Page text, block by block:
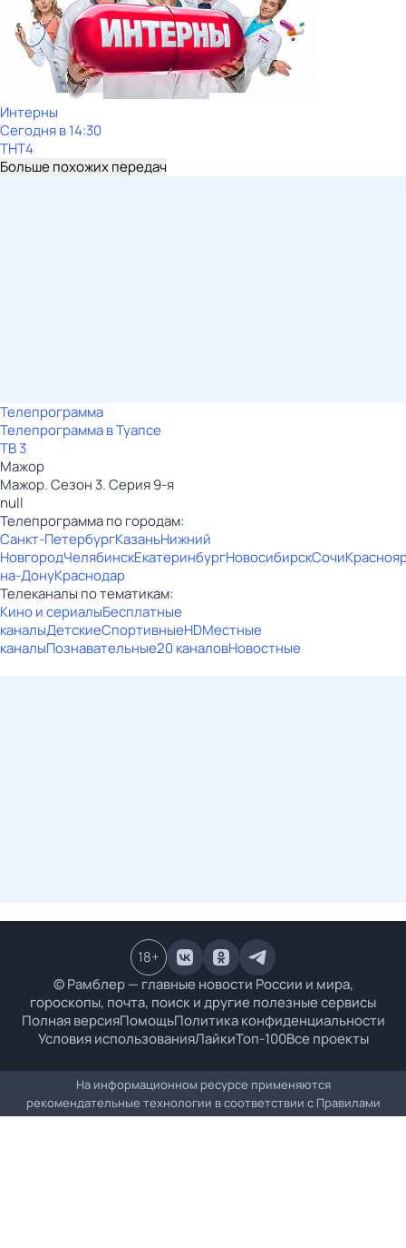
Интерны
Сегодня в 14:30
ТНТ4
Больше похожих передач
Телепрограмма
Телепрограмма в Туапсе
ТВ 3
Мажор
Мажор. Сезон 3. Серия 9-я
null
Телепрограмма по городам:
Санкт-ПетербургКазаньНижний
НовгородЧелябинскЕкатеринбургНовосибирскСочи
на-ДонуКраснодар
Телеканалы по тематикам:
Кино и сериалыБесплатные
каналыДетскиеСпортивныеHDМестные
каналыПознавательные20 каналовНовостные
© Рамблер — главные новости России и мира,
гороскопы, почта, поиск и другие полезные сервисы
Полная версияПомощьПолитика конфиденциальности
Условия использованияЛайкиТоп-100Все проекты
18+
На информационном ресурсе применяются
рекомендательные технологии в соответствии с Правилами